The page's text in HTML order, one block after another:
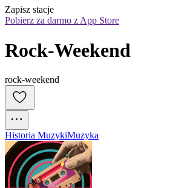
Zapisz stacje
Pobierz za darmo z App Store
Rock-Weekend
rock-weekend
Historia MuzykiMuzyka